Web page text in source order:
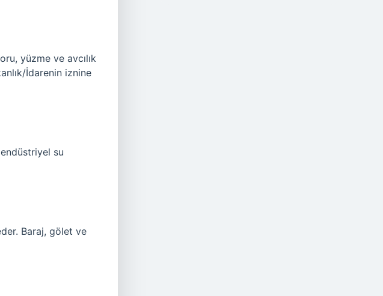
yüzme ve avcılık
İdarenin iznine
su
Baraj, gölet ve